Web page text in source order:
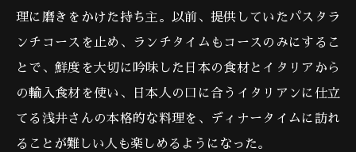
理に磨きをかけた持ち主。以前、提供していたパスタラ
ンチコースを止め、ランチタイムもコースのみにするこ
とで、鮮度を大切に吟味した日本の食材とイタリアから
の輸入食材を使い、日本人の口に合うイタリアンに仕立
てる浅井さんの本格的な料理を、ディナータイムに訪れ
ることが難しい人も楽しめるようになった。